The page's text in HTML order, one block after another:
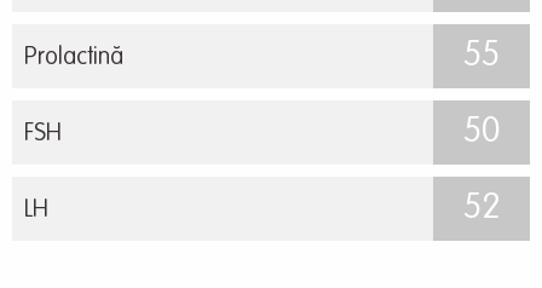
Prolactină 55
FSH 50
LH 52